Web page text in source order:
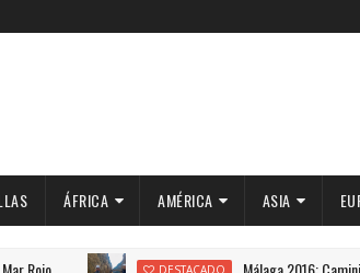
ÁFRICA AMÉRICA ASIA
DESTACADO